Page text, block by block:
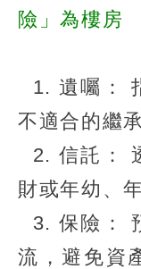
險」為樓房
1. 遺囑：
不適合的繼
2. 信託：
財或年幼、
3. 保險：
流，避免資